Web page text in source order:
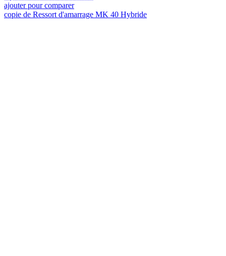
ajouter pour comparer
copie de Ressort d'amarrage MK 40 Hybride